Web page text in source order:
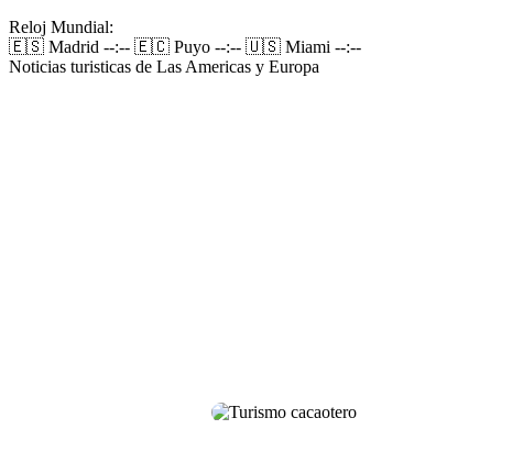
Reloj Mundial:
🇪🇸 Madrid --:-- 🇪🇨 Puyo --:-- 🇺🇸 Miami --:--
Noticias turisticas de Las Americas y Europa